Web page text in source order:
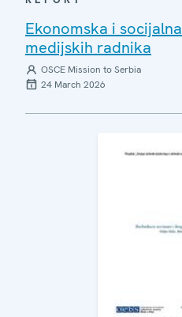
Ekonomska i
medijskih radnika
OSCE Mission to Serbia
24 March 2026